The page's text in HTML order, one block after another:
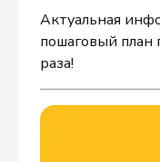
Актуальная
пошаговый план
раза!